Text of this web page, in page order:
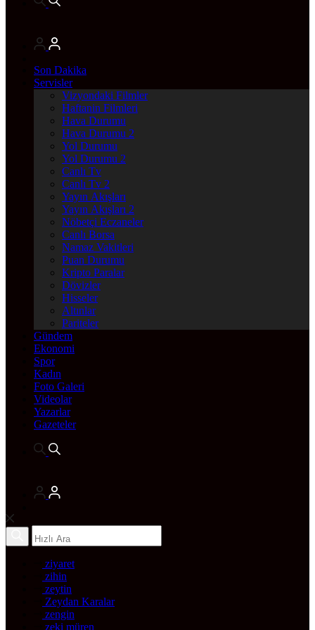
Son Dakika
Servisler
Vizyondaki Filmler
Haftanin Filmleri
Hava Durumu
Hava Durumu 2
Yol Durumu
Yol Durumu 2
Canlı Tv
Canlı Tv 2
Yayın Akışları
Yayın Akışları 2
Nöbetçi Eczaneler
Canlı Borsa
Namaz Vakitleri
Puan Durumu
Kripto Paralar
Dövizler
Hisseler
Altınlar
Pariteler
Gündem
Ekonomi
Spor
Kadın
Foto Galeri
Videolar
Yazarlar
Gazeteler
ziyaret
zihin
zeytin
Zeydan Karalar
zengin
zeki müren